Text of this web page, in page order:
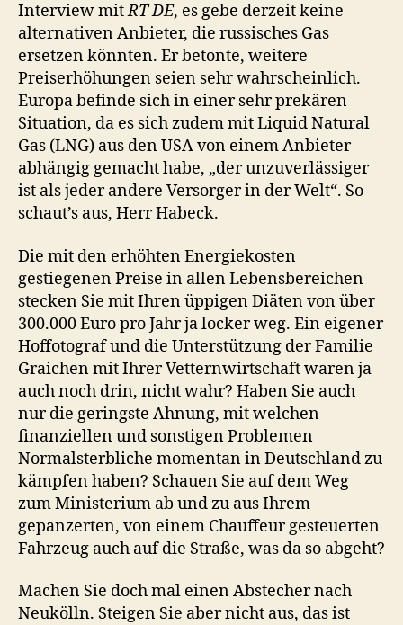
Interview mitRT DE, es gebe derzeit keine
alternativen Anbieter, die russisches Gas
ersetzen könnten. Er betonte, weitere
Preiserhöhungen seien sehr wahrscheinlich.
Europa befinde sich in einer sehr prekären
Situation, da es sich zudem mit Liquid Natural
Gas (LNG) aus den USA von einem Anbieter
abhängig gemacht habe, „der unzuverlässiger
ist als jeder andere Versorger in der Welt“. So
schaut’s aus, Herr Habeck.
Die mit den erhöhten Energiekosten
gestiegenen Preise in allen Lebensbereichen
stecken Sie mit Ihren üppigen Diäten von über
300.000 Euro pro Jahr ja locker weg. Ein eigener
Hoffotograf und die Unterstützung der Familie
Graichen mit Ihrer Vetternwirtschaft waren ja
auch noch drin, nicht wahr? Haben Sie auch
nur die geringste Ahnung, mit welchen
finanziellen und sonstigen Problemen
Normalsterbliche momentan in Deutschland zu
kämpfen haben? Schauen Sie auf dem Weg
zum Ministerium ab und zu aus Ihrem
gepanzerten, von einem Chauffeur gesteuerten
Fahrzeug auch auf die Straße, was da so abgeht?
Machen Sie doch mal einen Abstecher nach
Neukölln. Steigen Sie aber nicht aus, das ist